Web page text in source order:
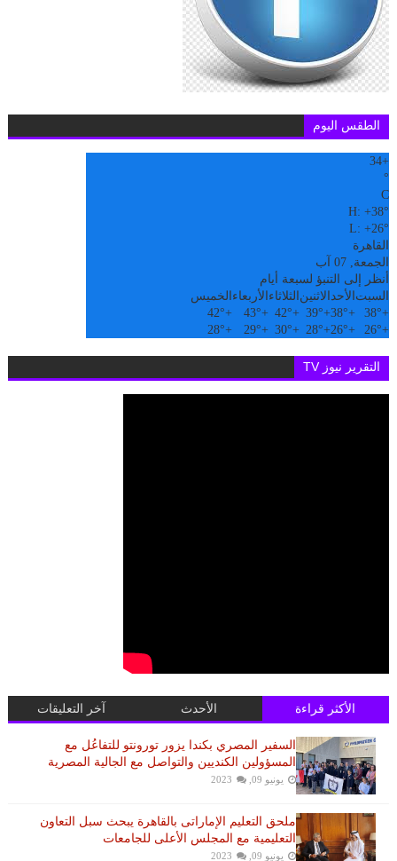
الطقس اليوم
+
34
°
C
H:+38°
L:+26°
القاهرة
الجمعة, 07 آب
أنظر إلى التنبؤ لسبعة أيام
السبت الأحدالاثنين الثلاثاء الأربعاء الخميس
+
38°
+
38°
+
39°
+
42°
+
43°
+
42°
+
26°
+
26°
+
28°
+
30°
+
29°
+
28°
التقرير نيوز TV
الأكثر قراءة الأحدث آخر التعليقات
السفير المصري بكندا يزور تورونتو للتفاعُل مع
المسؤولين الكنديين والتواصل مع الجالية المصرية
يونيو 09, 2023
ملحق التعليم الإماراتى بالقاهرة يبحث سبل التعاون
التعليمية مع المجلس الأعلى للجامعات
يونيو 09, 2023